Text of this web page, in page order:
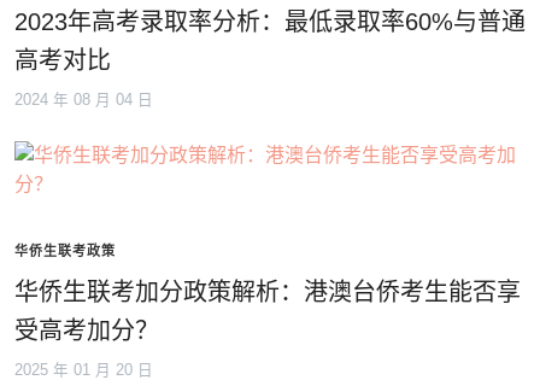
2023年高考录取率分析：最低录取率60%与普通
高考对比
2024 年 08 月 04 日
华侨生联考政策
华侨生联考加分政策解析：港澳台侨考生能否享
受高考加分？
2025 年 01 月 20 日